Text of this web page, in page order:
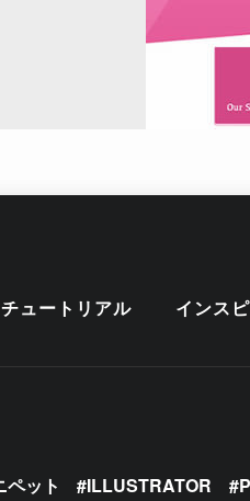
チュートリアル インス
ット ILLUSTRATOR